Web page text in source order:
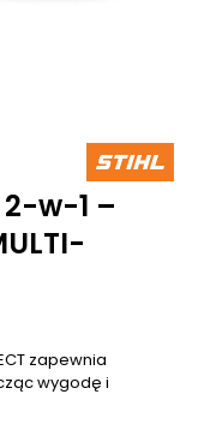
2-w-1 –
zapewnia
wygodę i